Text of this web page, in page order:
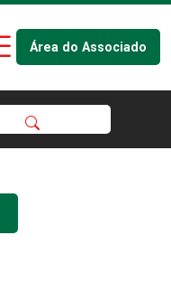
Área do Associado